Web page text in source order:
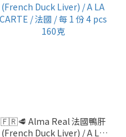
🇫🇷🥩 Alma Real 法國鴨肝
(French Duck Liver) / A LA